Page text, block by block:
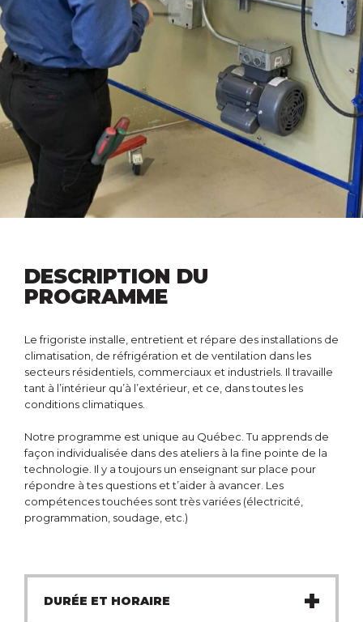
DESCRIPTION DU
PROGRAMME
Le frigoriste installe, entretient et répare des installations de
climatisation, de réfrigération et de ventilation dans les
secteurs résidentiels, commerciaux et industriels. Il travaille
tant à l’intérieur qu’à l’extérieur, et ce, dans toutes les
conditions climatiques.
Notre programme est unique au Québec. Tu apprends de
façon individualisée dans des ateliers à la fine pointe de la
technologie. Il y a toujours un enseignant sur place pour
répondre à tes questions et t’aider à avancer. Les
compétences touchées sont très variées (électricité,
programmation, soudage, etc.)
DURÉE ET HORAIRE